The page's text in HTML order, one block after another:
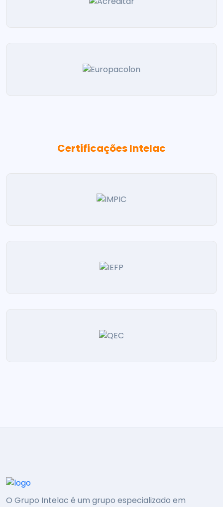
Certificações Intelac
O Grupo Intelac é um grupo especializado em